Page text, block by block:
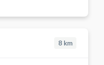
8 km